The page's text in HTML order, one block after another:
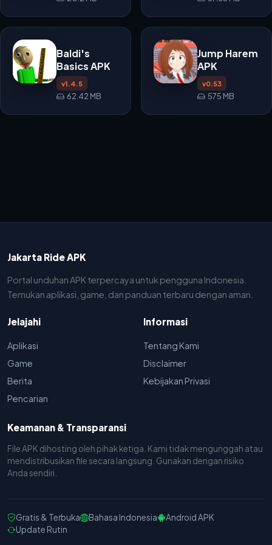
Baldi's
Basics APK
v1.4.5
62.42 MB
Jump Harem
APK
v0.53
575 MB
Jakarta Ride APK
Portal unduhan APK terpercaya untuk pengguna Indonesia.
Temukan aplikasi, game, dan panduan terbaru dengan aman.
Jelajahi
Aplikasi
Game
Berita
Pencarian
Informasi
Tentang Kami
Disclaimer
Kebijakan Privasi
Keamanan & Transparansi
File APK dihosting oleh pihak ketiga. Kami tidak mengunggah atau
mendistribusikan file secara langsung. Gunakan dengan risiko
Anda sendiri.
Gratis & Terbuka Bahasa Indonesia
Android APK
Update Rutin